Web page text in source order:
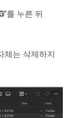
"를 누른 뒤
체는 삭제하지